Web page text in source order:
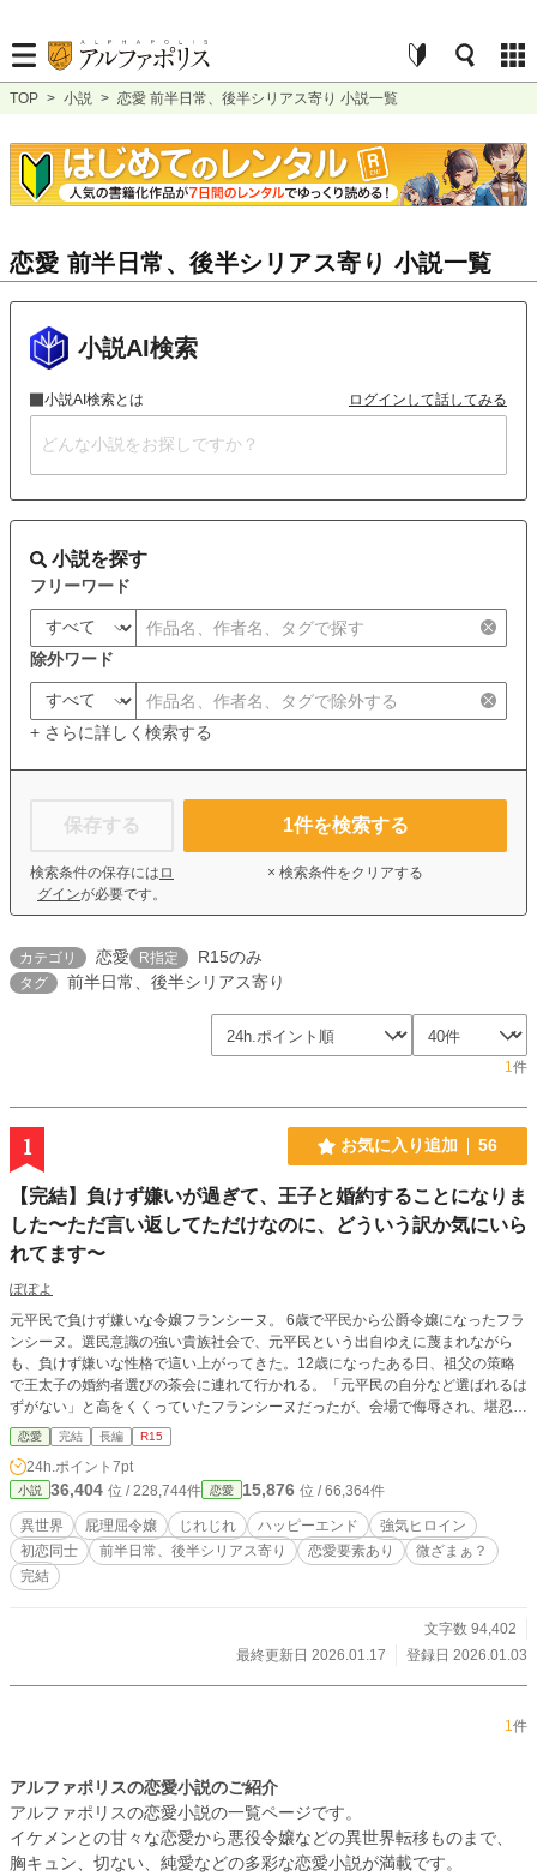
TOP > 小説 > 恋愛 前半日常、後半シリアス寄り 小説一覧
恋愛 前半日常、後半シリアス寄り 小説一覧
小説AI検索
小説AI検索とは ログインして話してみる
小説を探す
フリーワード
除外ワード
+ さらに詳しく検索する
保存する
検索条件の保存には ロ
グインが必要です。
1件を検索する
× 検索条件をクリアする
カテゴリ 恋愛 R指定 R15のみ
タグ 前半日常、後半シリアス寄り
1件
1 お気に入り追加 56
【完結】負けず嫌いが過ぎて、王子と婚約することになりま
した〜ただ言い返してただけなのに、どういう訳か気にいら
れてます〜
ぽぽよ
元平民で負けず嫌いな令嬢フランシーヌ。 6歳で平民から公爵令嬢になったフラ
ンシーヌ。選民意識の強い貴族社会で、元平民という出自ゆえに蔑まれながら
も、負けず嫌いな性格で這い上がってきた。12歳になったある日、祖父の策略
で王太子の婚約者選びの茶会に連れて行かれる。「元平民の自分など選ばれるは
ずがない」と高をくくっていたフランシーヌだったが、会場で侮辱され、堪忍袋
の緒が切れて、王太子に会うことなく帰路についたフランシーヌ。しかし、この
騒動が思わぬ展開を呼ぶことになる――。 ※R15（念のため） ※昆虫描写あり
（嫌がらせ演出） ※序盤は事件・日常描写中心 ※恋愛要素は中盤以降に本格化
します ※後半シリアス寄りに展開します
恋愛 完結 長編 R15
24h.ポイント 7pt
小説 36,404 位 / 228,744件 恋愛 15,876 位 / 66,364件
異世界 屁理屈令嬢 じれじれ ハッピーエンド
強気ヒロイン
初恋同士
前半日常、後半シリアス寄り 恋愛要素あり
微ざまぁ？
完結
文字数 94,402
最終更新日 2026.01.17
登録日 2026.01.03
1件
アルファポリスの恋愛小説のご紹介
アルファポリスの恋愛小説の一覧ページです。
イケメンとの甘々な恋愛から悪役令嬢などの異世界転移ものまで、
胸キュン、切ない、純愛などの多彩な恋愛小説が満載です。